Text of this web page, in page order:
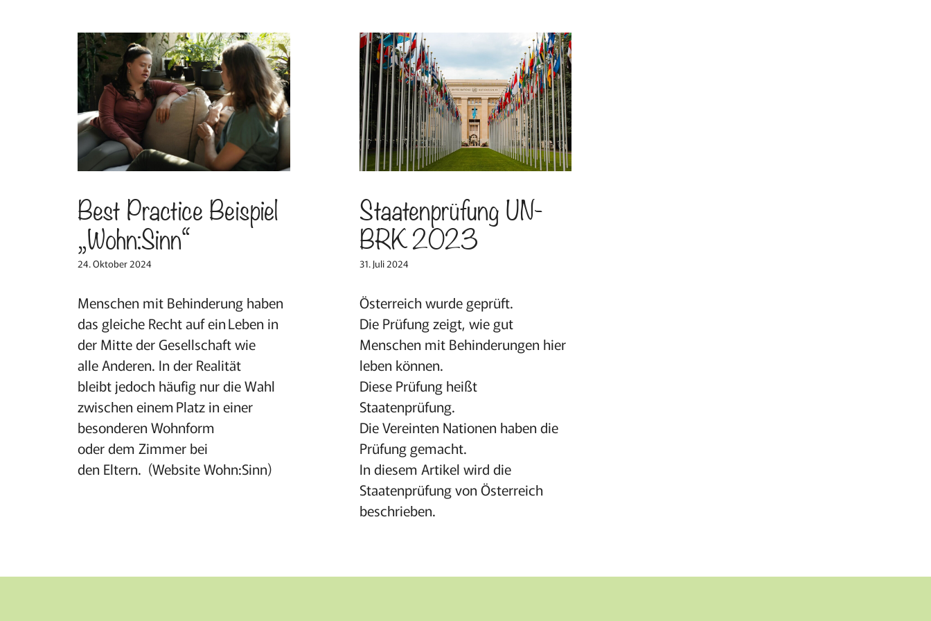
Best Practice Beispiel
„Wohn:Sinn“
24. Oktober 2024
Menschen mit Behinderung haben
das gleiche Recht auf ein Leben in
der Mitte der Gesellschaft wie
alle Anderen. In der Realität
bleibt jedoch häufig nur die Wahl
zwischen einem Platz in einer
besonderen Wohnform
oder dem Zimmer bei
den Eltern. (Website Wohn:Sinn)
Staatenprüfung UN-
BRK 2023
31. Juli 2024
Österreich wurde geprüft.
Die Prüfung zeigt, wie gut
Menschen mit Behinderungen hier
leben können.
Diese Prüfung heißt
Staatenprüfung.
Die Vereinten Nationen haben die
Prüfung gemacht.
In diesem Artikel wird die
Staatenprüfung von Österreich
beschrieben.